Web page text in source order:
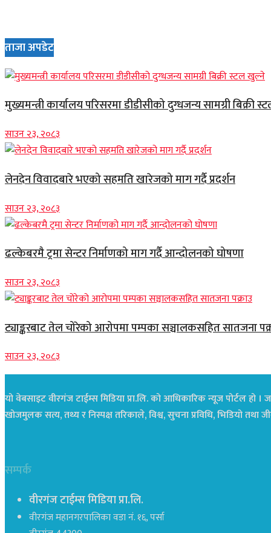
ताजा अपडेट
मुख्यमन्त्री कार्यालय परिसरमा डीडीसीको दुग्धजन्य सामग्री बिक्री
साउन २३, २०८३
लेनदेन विवादबारे भएको सहमति खारेजको माग गर्दै प्रदर्शन
साउन २३, २०८३
ढल्केबरमै ट्रमा सेन्टर निर्माणको माग गर्दै आन्दोलनको घोषणा
साउन २३, २०८३
ट्याङ्करबाट तेल चोरेको आरोपमा पम्पका सञ्चालकसहित सातजना
साउन २३, २०८३
यो वेबसाइट वीरगंज टाईम्स मिडिया प्रा.लि. को आधिकारिक न्यूज पोर्टल हो
खोजमुलक सत्य, तथ्य र निस्पक्ष तरिकाले, विश्व, सुचना प्रविधि, भिडियो
सम्पर्क
वीरगंज टाईम्स मिडिया प्रा.लि.
वीरगंज महानगरपालिका वडा नं. १६, पर्सा